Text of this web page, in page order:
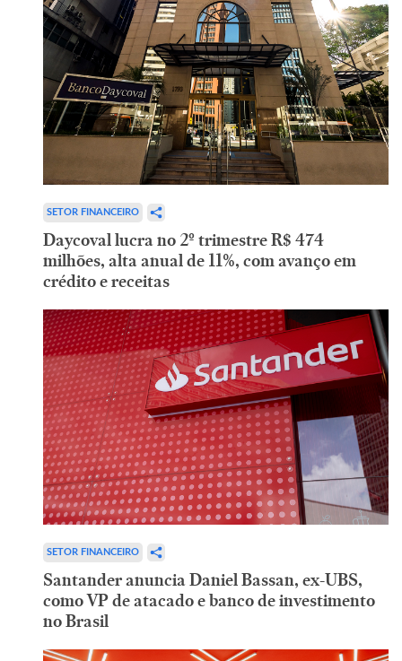
SETOR FINANCEIRO
Daycoval lucra no 2º trimestre R$ 474
milhões, alta anual de 11%, com avanço em
crédito e receitas
SETOR FINANCEIRO
Santander anuncia Daniel Bassan, ex-UBS,
como VP de atacado e banco de investimento
no Brasil